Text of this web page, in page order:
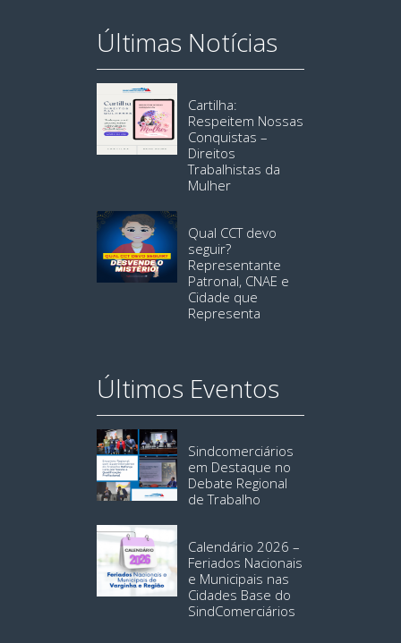
Últimas Notícias
Cartilha:
Respeitem Nossas
Conquistas –
Direitos
Trabalhistas da
Mulher
Qual CCT devo
seguir?
Representante
Patronal, CNAE e
Cidade que
Representa
Últimos Eventos
Sindcomerciários
em Destaque no
Debate Regional
de Trabalho
Calendário 2026 –
Feriados Nacionais
e Municipais nas
Cidades Base do
SindComerciários